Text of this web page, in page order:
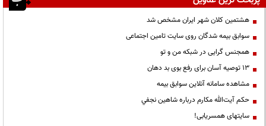
هشتمین کلان شهر ایران مشخص شد
سوابق بیمه شدگان روی سایت تامین اجتماعی
همجنس گرایی در شبکه من و تو
13 توصیه آسان برای رفع بوی بد دهان
مشاهده سامانه آنلاين سوابق بیمه
حكم آيت‌الله مكارم درباره شاهين نجفي
سایتهای همسریابی!